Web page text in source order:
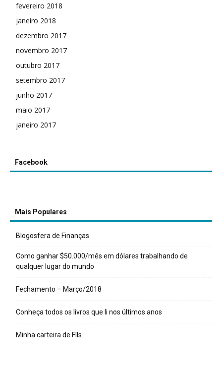
fevereiro 2018
janeiro 2018
dezembro 2017
novembro 2017
outubro 2017
setembro 2017
junho 2017
maio 2017
janeiro 2017
Facebook
Mais Populares
Blogosfera de Finanças
Como ganhar $50.000/mês em dólares trabalhando de
qualquer lugar do mundo
Fechamento – Março/2018
Conheça todos os livros que li nos últimos anos
Minha carteira de FIIs